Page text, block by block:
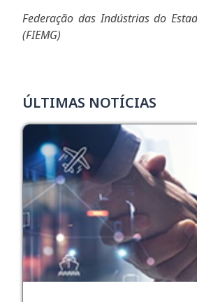
Federação das Indústrias do
(FIEMG)
ÚLTIMAS NOTÍCIAS